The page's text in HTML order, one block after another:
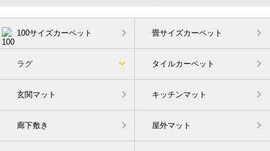
100サイズカーペット 畳サイズカーペット
ラグ タイルカーペット
玄関マット キッチンマット
廊下敷き 屋外マット